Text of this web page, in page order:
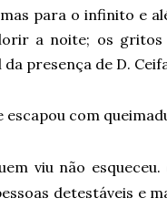
para o infinito e
a noite; os
presença de D.
escapou com
viu não
detestáveis e